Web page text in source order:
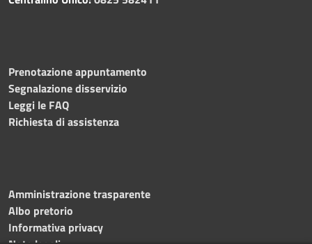
Prenotazione appuntamento
Segnalazione disservizio
Leggi le FAQ
Richiesta di assistenza
Amministrazione trasparente
Albo pretorio
Informativa privacy